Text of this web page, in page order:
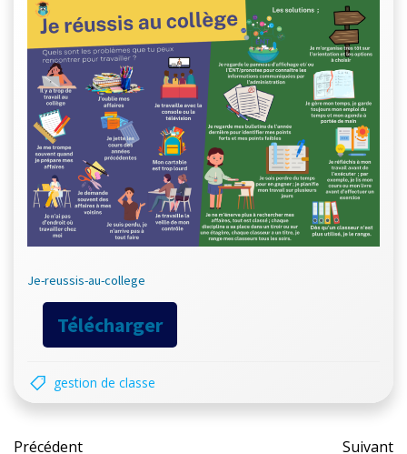
Je-reussis-au-college
Télécharger
gestion de classe
Post
Précédent Suivant